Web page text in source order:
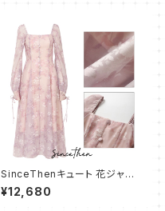
SinceThenキュート 花ジャカ
ード シースルー袖 ロングワンピ
ース
¥12,680